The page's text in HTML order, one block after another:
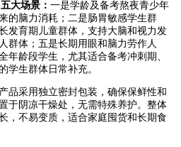
大场景： 一是学龄及备考熬夜青少年
的脑力消耗；二是肠胃敏感学生群
发育期儿童群体，支持大脑和视力发
群体；五是长期用眼和脑力劳作人
年龄段学生，尤其适合备考冲刺期、
学生群体日常补充。
品采用独立密封包装，确保保鲜性和
于阴凉干燥处，无需特殊养护。整体
，不易变质，适合家庭囤货和长期食